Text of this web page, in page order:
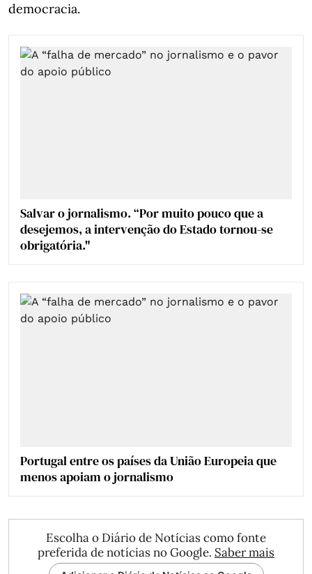
democracia.
Salvar o jornalismo. “Por muito pouco que a
desejemos, a intervenção do Estado tornou-se
obrigatória."
Portugal entre os países da União Europeia que
menos apoiam o jornalismo
Escolha o Diário de Notícias como fonte
preferida de notícias no Google. Saber mais